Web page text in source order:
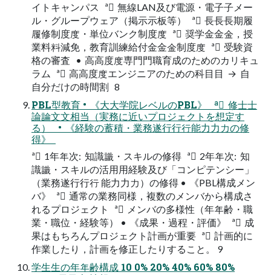
イトキャンパス ª 無線LAN及び電源・電⼦子メー
ル・グループウェア（掲⽰示板等） ª ⻑⾧長期履
履修制度度・単位バンク制度度 ª 奨学⾦金金，授
業料料減免，教育訓練給付⾦金金制度度 ª 受験資
格の審査 • ⾼高度度専⾨門職育成のためのカリキュ
ラム ª ⾼高度度エンジニアのための科⽬目 → ⾃
自分だけの時間割 8
PBL型教育 • 《⼤大学院レベルのPBL》 ª 修⼠士
論論⽂文相当（実務に近いプロジェクトを想定す
る） • 《経験の蓄積・業務遂⾏行行能⼒力力の修
得》
ª 1年年次: 知識識・スキルの修得 ª 2年年次: 知
識識・スキルの活⽤用経験及び「コンピテンシー」
（業務遂⾏行行 能⼒力力）の修得 • 《PBL構成メン
バ》 ª 通常の業務同様，複数のメンバから構成さ
れるプロジェクト ª メンバの多様性（年年齢・職
業・職位・経験等） • 《成果・過程・評価》 ª 成
果はもちろんプロジェクト計画が重要 ª 計画的に
作業したり，計画を修正したりすること。 9
学⽣生の年年齢構成 10 0% 20% 40% 60% 80%